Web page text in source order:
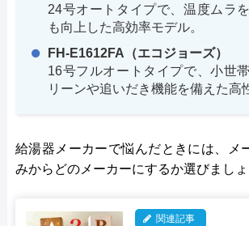
24号オートタイプで、温度ムラ
も向上した高効率モデル。
FH-E1612FA（エコジョーズ）
16号フルオートタイプで、小世
リーンや追いだき機能を備えた高
給湯器メーカーで悩んだときには、メ
みからどのメーカーにするか選びましょ
関連記事